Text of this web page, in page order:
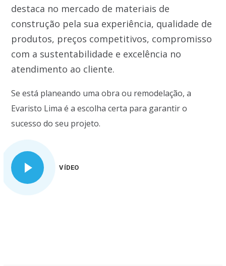
destaca no mercado de materiais de
construção pela sua experiência, qualidade de
produtos, preços competitivos, compromisso
com a sustentabilidade e excelência no
atendimento ao cliente.
Se está planeando uma obra ou remodelação, a
Evaristo Lima é a escolha certa para garantir o
sucesso do seu projeto.
VÍDEO